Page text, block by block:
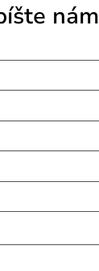
nám